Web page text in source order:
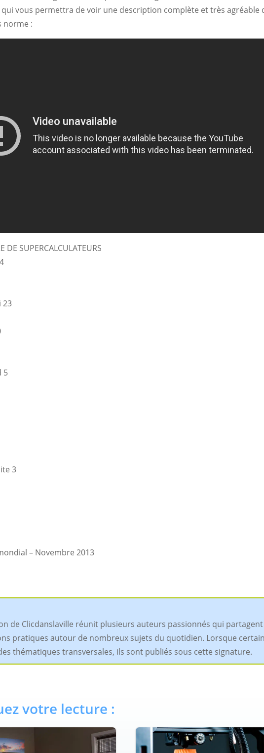
vous permettra de voir une description complète et très agréable
norme :
DE SUPERCALCULATEURS
23
5
3
– Novembre 2013
de Clicdanslaville réunit plusieurs auteurs passionnés qui
pratiques autour de nombreux sujets du quotidien. Lorsque
thématiques transversales, ils sont publiés sous cette signature.
votre lecture :